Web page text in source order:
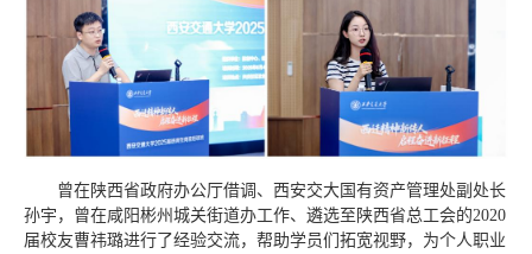
曾在陕西省政府办公厅借调、西安交大国有资产管理处副处长
孙宇，曾在咸阳彬州城关街道办工作、遴选至陕西省总工会的2020
届校友曹祎璐进行了经验交流，帮助学员们拓宽视野，为个人职业